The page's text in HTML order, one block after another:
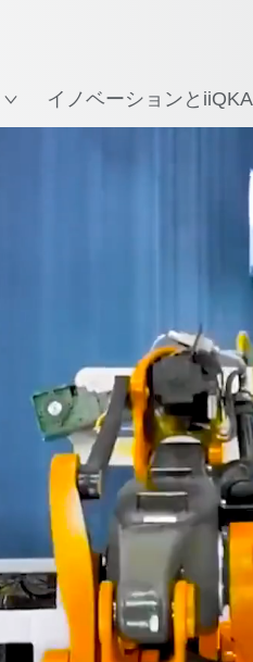
イノベーションとiiQKA
ロボットの種類